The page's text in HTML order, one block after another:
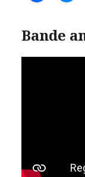
Bande